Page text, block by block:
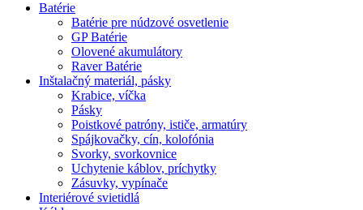
Batérie
Batérie pre núdzové osvetlenie
GP Batérie
Olovené akumulátory
Raver Batérie
Inštalačný materiál, pásky
Krabice, víčka
Pásky
Poistkové patróny, ističe, armatúry
Spájkovačky, cín, kolofónia
Svorky, svorkovnice
Uchytenie káblov, príchytky
Zásuvky, vypínače
Interiérové svietidlá